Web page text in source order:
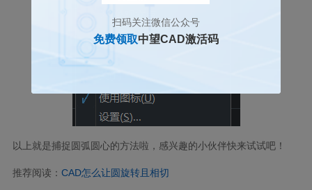
以上就是捕捉圆弧圆心的方法啦，感兴趣的小伙伴快来试试吧！
推荐阅读： CAD怎么让圆旋转且相切
扫码关注微信公众号
免费领取中望CAD激活码